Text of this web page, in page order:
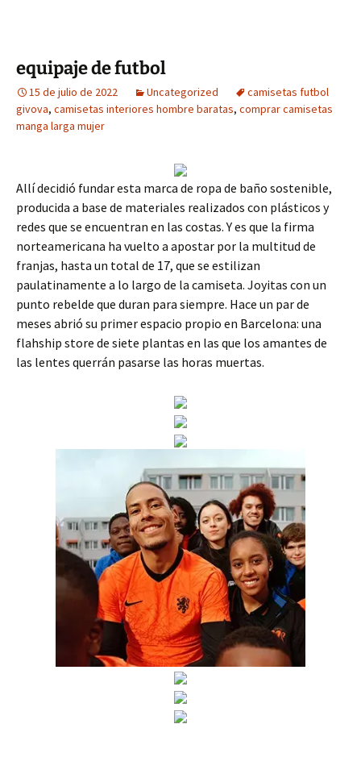
equipaje de futbol
15 de julio de 2022 Uncategorized
camisetas futbol
givova, camisetas interiores hombre baratas, comprar camisetas
manga larga mujer
Allí decidió fundar esta marca de ropa de baño sostenible,
producida a base de materiales realizados con plásticos y
redes que se encuentran en las costas. Y es que la firma
norteamericana ha vuelto a apostar por la multitud de
franjas, hasta un total de 17, que se estilizan
paulatinamente a lo largo de la camiseta. Joyitas con un
punto rebelde que duran para siempre. Hace un par de
meses abrió su primer espacio propio en Barcelona: una
flahship store de siete plantas en las que los amantes de
las lentes querrán pasarse las horas muertas.